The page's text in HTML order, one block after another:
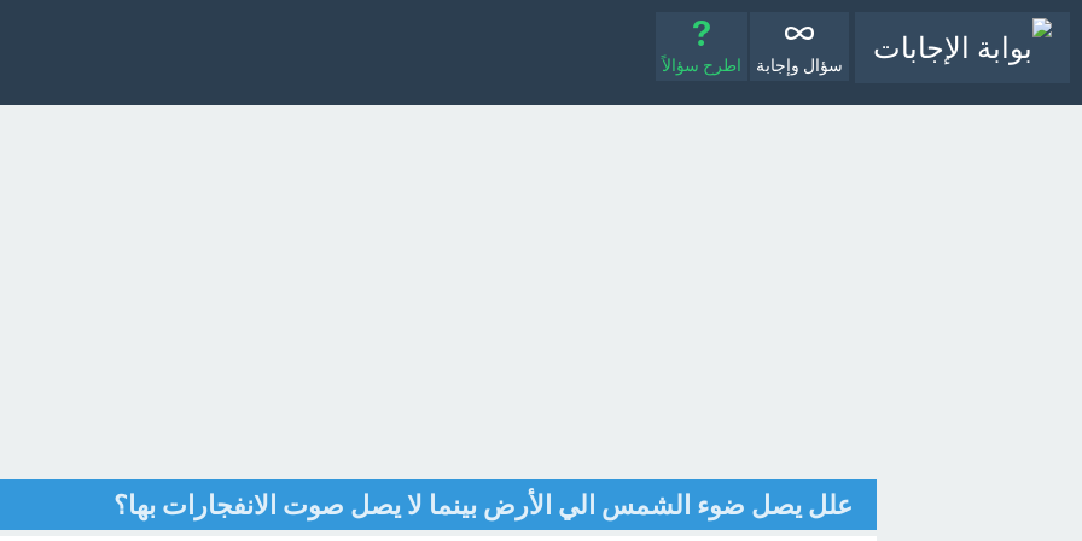
سؤال وإجابة اطرح سؤالاً
علل يصل ضوء الشمس الي الأرض بينما لا يصل صوت الانفجارات بها؟